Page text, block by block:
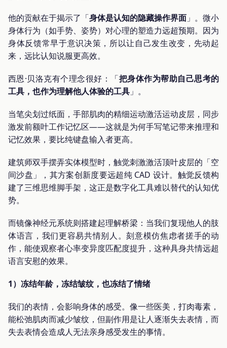
他的贡献在于揭示了「身体是认知的隐藏操作界面 」。微小
身体行为（如手势、姿势）对心理的塑造力远超预期。因为
身体反馈常早于意识决策，所以让自己发生改变，先动起
来，远比认知说服更高效。
西恩·贝洛克有个理念很好：「把身体作为帮助自己思考的
工具，也作为理解他人体验的工具 」。
当笔尖划过纸面，手部肌肉的精细运动激活运动皮层，同步
激发前额叶工作记忆区——这就是为何手写笔记带来推理和
记忆效果，要比纯键盘输入者更高。
建筑师双手摆弄实体模型时，触觉刺激激活顶叶皮层的「空
间沙盘」，其方案创新度要远超纯 CAD 设计。触觉反馈构
建了三维思维脚手架，这正是数字化工具难以替代的认知优
势。
而镜像神经元系统则搭建起理解桥梁：当我们复现他人的肢
体语言，我们更容易共情别人。刻意模仿焦虑者搓手的动
作，能使观察者心率变异度匹配度提升，这种具身共情远超
语言安慰的效果。
1）冻结年龄，冻结皱纹，也冻结了情绪
我们的表情，会影响身体的感受。像一些医美，打肉毒素，
能松弛肌肉而减少皱纹，但副作用是让人逐渐失去表情，而
失去表情会造成人无法亲身感受发生的事情。